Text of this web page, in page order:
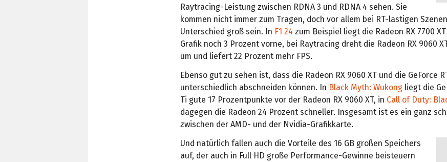
Raytracing-Leistung zwischen RDNA 3 und RDNA 4 sehen. Sie
kommen nicht immer zum Tragen, doch vor allem bei RT-lastigen
Unterschied groß sein. In F1 24 zum Beispiel liegt die Radeon RX 7700
Grafik noch 3 Prozent vorne, bei Raytracing dreht die Radeon RX 9060
um und liefert 22 Prozent mehr FPS.
Ebenso gut zu sehen ist, dass die Radeon RX 9060 XT und die GeForce
unterschiedlich abschneiden können. In Black Myth: Wukong liegt die
Ti gute 17 Prozentpunkte vor der Radeon RX 9060 XT, in Call of Duty:
dagegen die Radeon 24 Prozent schneller. Insgesamt ist es ein ganz
zwischen der AMD- und der Nvidia-Grafikkarte.
Und natürlich fallen auch die Vorteile des 16 GB großen Speichers
auf, der auch in Full HD große Performance-Gewinne beisteuern